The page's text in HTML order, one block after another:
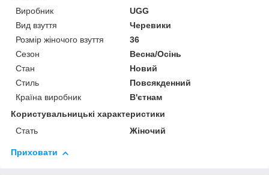
Виробник
UGG
Вид взуття
Черевики
Розмір жіночого взуття
36
Сезон
Весна/Осінь
Стан
Новий
Стиль
Повсякденний
Країна виробник
В'єтнам
Користувальницькі характеристики
Стать
Жіночий
Приховати